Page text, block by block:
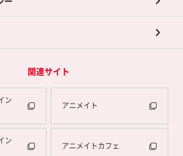
関連サイト
ン
アニメイト
ン
アニメイトカフェ